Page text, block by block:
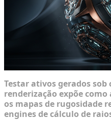
Testar ativos gerados
renderização expõe
os mapas de rugosidade
engines de cálculo de